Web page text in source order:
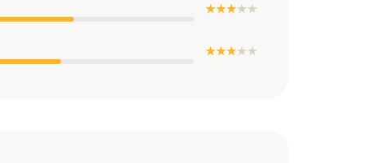
★ ★ ★★★
★ ★ ★★★